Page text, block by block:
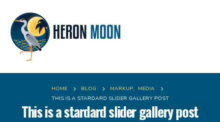
HOME BLOG MARKUP, MEDIA
THIS IS A STARDARD SLIDER GALLERY POST
This is a stardard slider gallery post